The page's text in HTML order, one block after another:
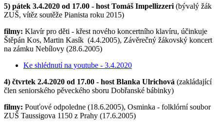
5) pátek 3.4.2020 od 17.00 - host Tomáš Impellizzeri (bývalý žák
ZUŠ, vítěz soutěže Pianista roku 2015)
filmy: Klavír pro děti - křest nového koncertního klavíru, účinkuje
Štěpán Kos, Martin Kasík (4.4.2005), Závěrečný žákovský koncert
na zámku Nebílovy (28.6.2005)
Ke shlédnutí na youtube - 3.4.2020
4) čtvrtek 2.4.2020 od 17.00 - host Blanka Ulrichová (zakládající
člen seniorského pěveckého sboru Dobřanské bábinky)
filmy: Pouťové odpoledne (18.6.2005), Osminka - folklórní soubor
ZUŠ Taussigova 1150 z Prahy (17.6.2005)